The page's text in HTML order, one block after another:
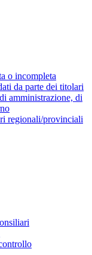
o incompleta
da parte dei titolari
amministrazione, di
regionali/provinciali